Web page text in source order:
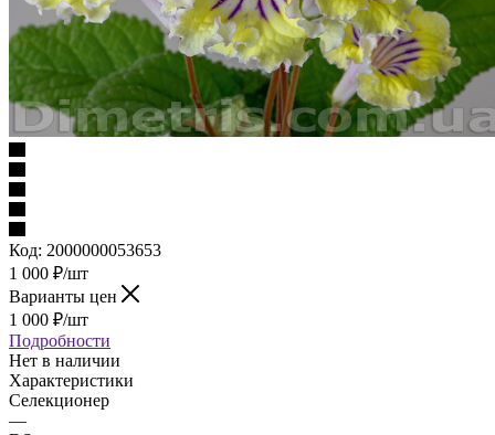
Код: 2000000053653
1 000 ₽/шт
Варианты цен
1 000 ₽/шт
Подробности
Нет в наличии
Характеристики
Селекционер
—